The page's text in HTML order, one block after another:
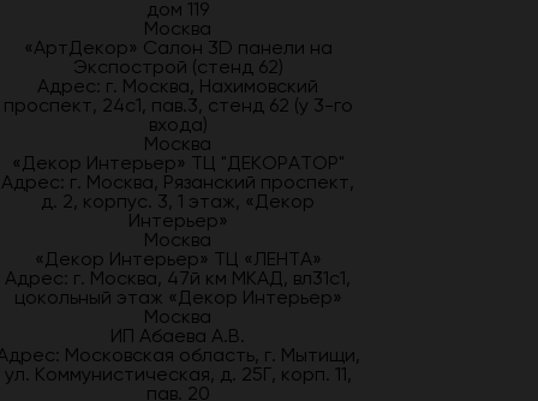
дом 119
Москва
«АртДекор» Салон 3D панели на
Экспострой (стенд 62)
Адрес: г. Москва, Нахимовский
проспект, 24с1, пав.3, стенд 62 (у 3-го
входа)
Москва
«Декор Интерьер» ТЦ "ДЕКОРАТОР"
Адрес: г. Москва, Рязанский проспект,
д. 2, корпус. 3, 1 этаж, «Декор
Интерьер»
Москва
«Декор Интерьер» ТЦ «ЛЕНТА»
Адрес: г. Москва, 47й км МКАД, вл31с1,
цокольный этаж «Декор Интерьер»
Москва
ИП Абаева А.В.
Московская область, г. Мытищи,
ул. Коммунистическая, д. 25Г, корп. 11,
пав. 20